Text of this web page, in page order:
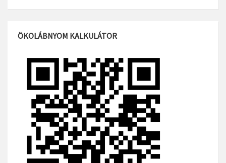
ÖKOLÁBNYOM KALKULÁTOR